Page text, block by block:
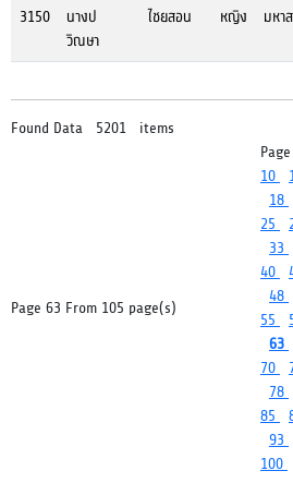
3150
นางป
วิณษา
ไชยสอน หญิง มหา
Found Data 5201 items
Page 63 From 105 page(s)
Page
10
18
25
33
40
48
55
63
70
78
85
93
100